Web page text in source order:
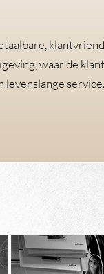
waar de
levenslange service.